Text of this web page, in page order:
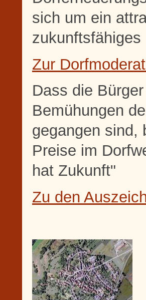
sich um ein
zukunftsfähiges
Zur
Dass die
Bemühungen
gegangen sind,
Preise im
hat Zukunft"
Zu den